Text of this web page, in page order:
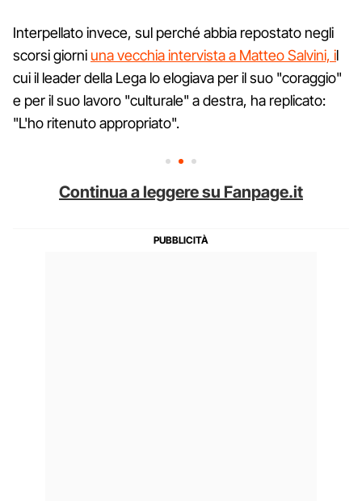
Interpellato invece, sul perché abbia repostato negli
scorsi giorni una vecchia intervista a Matteo Salvini, il
cui il leader della Lega lo elogiava per il suo "coraggio"
e per il suo lavoro "culturale" a destra, ha replicato:
"L'ho ritenuto appropriato".
Continua a leggere su Fanpage.it